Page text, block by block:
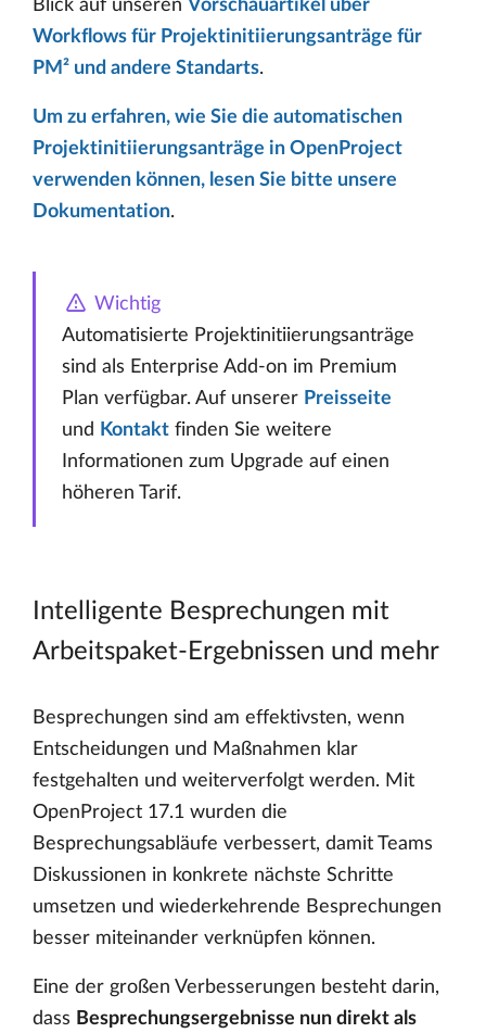
Blick auf unseren Vorschauartikel über
Workflows für Projektinitiierungsanträge für
PM² und andere Standarts.
Um zu erfahren, wie Sie die automatischen
Projektinitiierungsanträge in OpenProject
verwenden können, lesen Sie bitte unsere
Dokumentation.
Wichtig
Automatisierte Projektinitiierungsanträge
sind als Enterprise Add-on im Premium
Plan verfügbar. Auf unserer Preisseite
und Kontakt finden Sie weitere
Informationen zum Upgrade auf einen
höheren Tarif.
Intelligente Besprechungen mit
Arbeitspaket-Ergebnissen und mehr
Besprechungen sind am effektivsten, wenn
Entscheidungen und Maßnahmen klar
festgehalten und weiterverfolgt werden. Mit
OpenProject 17.1 wurden die
Besprechungsabläufe verbessert, damit Teams
Diskussionen in konkrete nächste Schritte
umsetzen und wiederkehrende Besprechungen
besser miteinander verknüpfen können.
Eine der großen Verbesserungen besteht darin,
dass Besprechungsergebnisse nun direkt als